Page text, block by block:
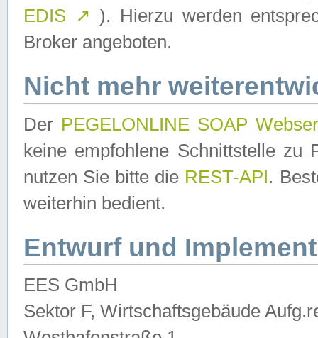
EDIS ↗ ). Hierzu werden
Broker angeboten.
Nicht mehr
Der PEGELONLINE SOAP
keine empfohlene Schnittstelle zu
nutzen Sie bitte die REST-API.
weiterhin bedient.
Entwurf und
EES GmbH
Sektor F, Wirtschaftsgebäude